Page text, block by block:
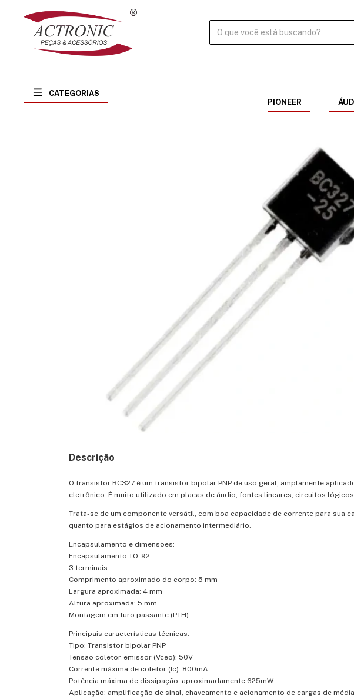
CATEGORIAS
PIONEER
Descrição
O transistor BC327 é um transistor bipolar PNP de uso geral, amplamente
eletrônico. É muito utilizado em placas de áudio, fontes lineares, circuitos
Trata-se de um componente versátil, com boa capacidade de corrente para sua
quanto para estágios de acionamento intermediário.
Encapsulamento e dimensões:
Encapsulamento TO-92
3 terminais
Comprimento aproximado do corpo: 5 mm
Largura aproximada: 4 mm
Altura aproximada: 5 mm
Montagem em furo passante (PTH)
Principais características técnicas:
Tipo: Transistor bipolar PNP
Tensão coletor-emissor (Vceo): 50V
Corrente máxima de coletor (Ic): 800mA
Potência máxima de dissipação: aproximadamente 625mW
Aplicação: amplificação de sinal, chaveamento e acionamento de cargas de